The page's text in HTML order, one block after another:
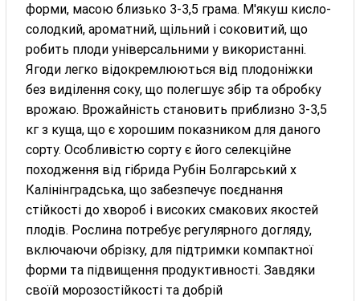
форми, масою близько 3-3,5 грама. М'якуш кисло-
солодкий, ароматний, щільний і соковитий, що
робить плоди універсальними у використанні.
Ягоди легко відокремлюються від плодоніжки
без виділення соку, що полегшує збір та обробку
врожаю. Врожайність становить приблизно 3-3,5
кг з куща, що є хорошим показником для даного
сорту. Особливістю сорту є його селекційне
походження від гібрида Рубін Болгарський х
Калінінградська, що забезпечує поєднання
стійкості до хвороб і високих смакових якостей
плодів. Рослина потребує регулярного догляду,
включаючи обрізку, для підтримки компактної
форми та підвищення продуктивності. Завдяки
своїй морозостійкості та добрій